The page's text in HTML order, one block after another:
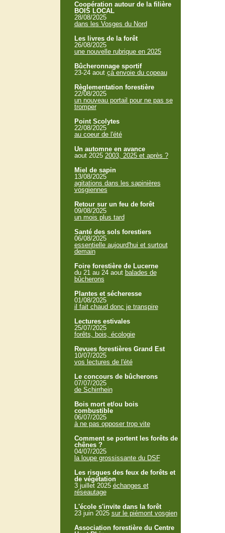
Coopération autour de la filière
BOIS LOCAL
28/08/2025
dans les Vosges du Nord
Les livres de la forêt
26/08/2025
une nouvelle rubrique en 2025
Bûcheronnage sportif
23-24 aout çà envoie du copeau
Règlementation forestière
22/08/2025
un nouveau portail pour ne pas se
tromper
Point Scolytes
22/08/2025
au coeur de l'été
Un automne en avance
aout 2025 2003, 2025 et après ?
Miel de sapin
13/08/2025
agitations dans les sapinières
vosgiennes
Retour sur un feu de forêt
09/08/2025
un mois plus tard
Santé des sols forestiers
06/08/2025
essentielle aujourd'hui et surtout
demain
Foire forestière de Lucerne
du 21 au 24 aout balades de
bûcherons
Plantes et sécheresse
01/08/2025
il fait chaud donc je transpire
Lectures estivales
25/07/2025
forêts, bois, écologie
Revues forestières Grand Est
10/07/2025
vos lectures de l'été
Le concours de bûcherons
07/07/2025
de Schirrhein
Bois mort et/ou bois
combustible
06/07/2025
à ne pas opposer trop vite
Comment se portent les forêts de
chênes ?
04/07/2025
la loupe grossissante du DSF
Les risques des feux de forêts et
de végétation
3 juillet 2025 échanges et
réseautage
L'école s'invite dans la forêt
23 juin 2025 sur le piémont vosgien
Association forestière du Centre